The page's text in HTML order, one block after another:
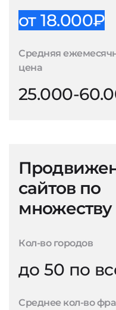
от 18.000₽
Средняя
цена
25.000-
сайтов по
множеству
Кол-во городов
до 50 по
Среднее кол-во